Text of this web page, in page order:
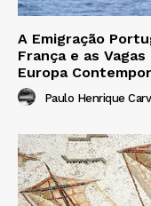
A Emigração
França e as
Europa
Paulo Henrique